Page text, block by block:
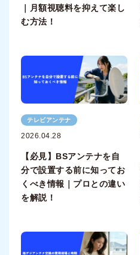
｜月額視聴料を抑えて楽し
む方法！
テレビアンテナ
2026.04.28
【必見】BSアンテナを自
分で設置する前に知ってお
くべき情報｜プロとの違い
を解説！